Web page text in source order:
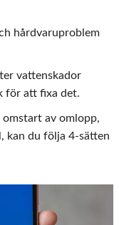
hårdvaruproblem
vattenskador
för att fixa det.
av omlopp,
kan du följa 4-sätten